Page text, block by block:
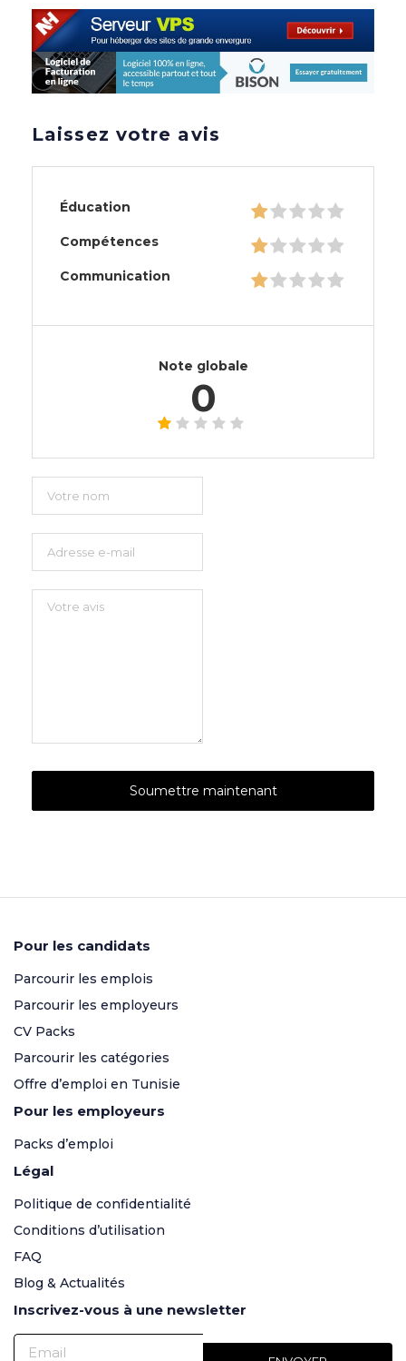
Laissez votre avis
Éducation
Compétences
Communication
Note globale
0
Pour les candidats
Parcourir les emplois
Parcourir les employeurs
CV Packs
Parcourir les catégories
Offre d’emploi en Tunisie
Pour les employeurs
Packs d’emploi
Légal
Politique de confidentialité
Conditions d’utilisation
FAQ
Blog & Actualités
Inscrivez-vous à une newsletter